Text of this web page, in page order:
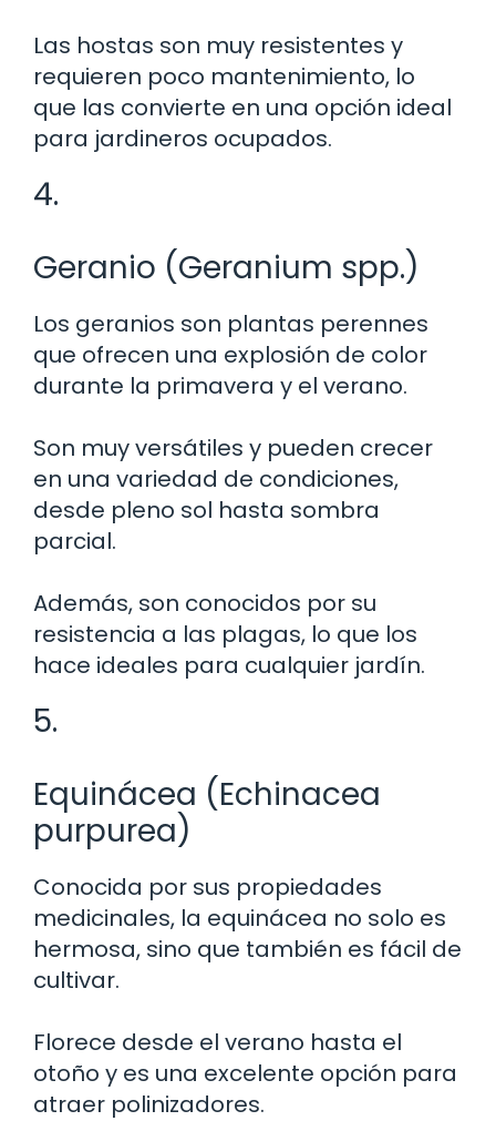
Las hostas son muy resistentes y
requieren poco mantenimiento, lo
que las convierte en una opción ideal
para jardineros ocupados.
4.
Geranio (Geranium spp.)
Los geranios son plantas perennes
que ofrecen una explosión de color
durante la primavera y el verano.
Son muy versátiles y pueden crecer
en una variedad de condiciones,
desde pleno sol hasta sombra
parcial.
Además, son conocidos por su
resistencia a las plagas, lo que los
hace ideales para cualquier jardín.
5.
Equinácea (Echinacea
purpurea)
Conocida por sus propiedades
medicinales, la equinácea no solo es
hermosa, sino que también es fácil de
cultivar.
Florece desde el verano hasta el
otoño y es una excelente opción para
atraer polinizadores.